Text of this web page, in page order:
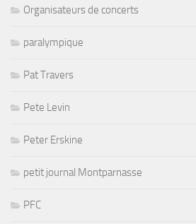
Organisateurs de concerts
paralympique
Pat Travers
Pete Levin
Peter Erskine
petit journal Montparnasse
PFC